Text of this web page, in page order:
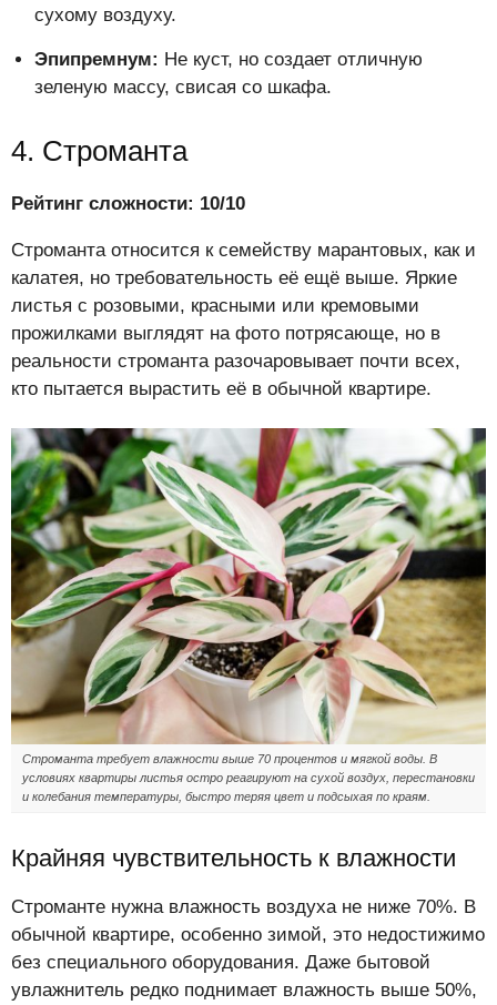
сухому воздуху.
Эпипремнум: Не куст, но создает отличную
зеленую массу, свисая со шкафа.
4. Строманта
Рейтинг сложности: 10/10
Строманта относится к семейству марантовых, как и
калатея, но требовательность её ещё выше. Яркие
листья с розовыми, красными или кремовыми
прожилками выглядят на фото потрясающе, но в
реальности строманта разочаровывает почти всех,
кто пытается вырастить её в обычной квартире.
Строманта требует влажности выше 70 процентов и мягкой воды. В
условиях квартиры листья остро реагируют на сухой воздух, перестановки
и колебания температуры, быстро теряя цвет и подсыхая по краям.
Крайняя чувствительность к влажности
Строманте нужна влажность воздуха не ниже 70%. В
обычной квартире, особенно зимой, это недостижимо
без специального оборудования. Даже бытовой
увлажнитель редко поднимает влажность выше 50%,